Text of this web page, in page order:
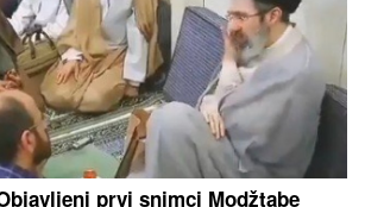
STIGLA U CRNU GORU! U
šik
došla na aerodrom, sačekao
crni kombi: "U papučama sam,
se" (VIDEO)